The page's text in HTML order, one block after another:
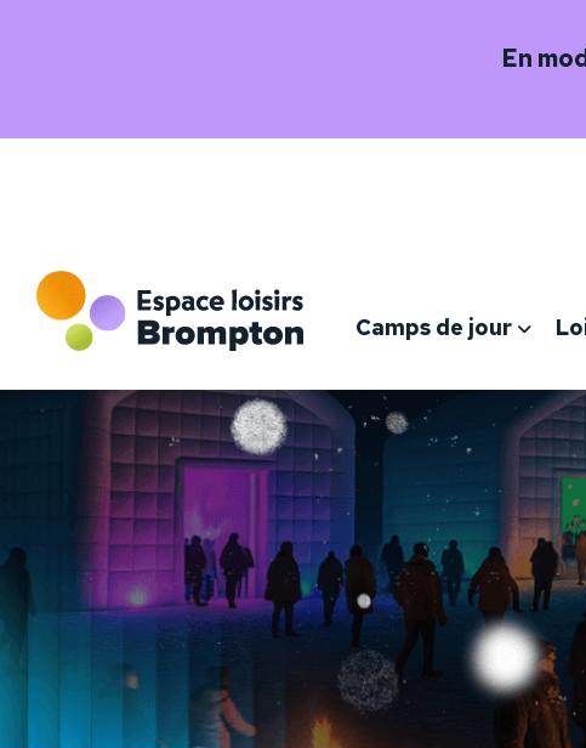
En
Camps de jour